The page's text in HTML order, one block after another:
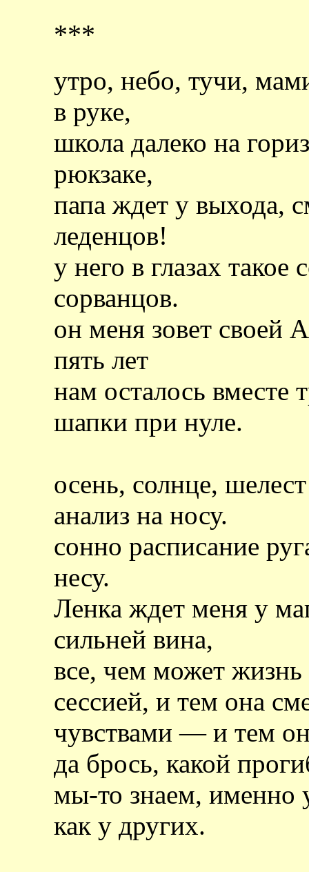
***
утро, небо, тучи,
в руке,
школа далеко на
рюкзаке,
папа ждет у выхода,
леденцов!
у него в глазах
сорванцов.
он меня зовет своей
пять лет
нам осталось вместе
шапки при нуле.
осень, солнце,
анализ на носу.
сонно расписание
несу.
Ленка ждет меня у
сильней вина,
все, чем может
сессией, и тем она
чувствами — и тем
да брось, какой
мы-то знаем, именно
как у других.